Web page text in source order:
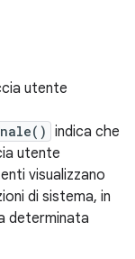
utente
indica che
utente
visualizzano
di sistema, in
determinata